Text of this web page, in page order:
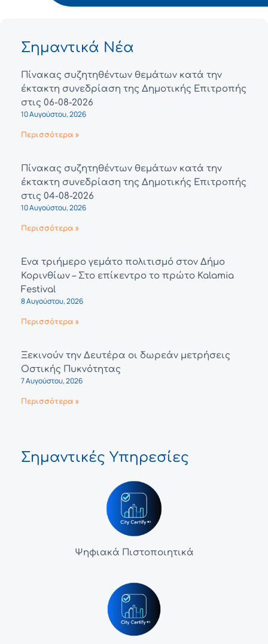
Σημαντικά Νέα
Πίνακας συζητηθέντων θεμάτων κατά την
έκτακτη συνεδρίαση της Δημοτικής Επιτροπής
στις 06-08-2026
10 Αυγούστου, 2026
Περισσότερα »
Πίνακας συζητηθέντων θεμάτων κατά την
έκτακτη συνεδρίαση της Δημοτικής Επιτροπής
στις 04-08-2026
10 Αυγούστου, 2026
Περισσότερα »
Ένα τριήμερο γεμάτο πολιτισμό στον Δήμο
Κορινθίων – Στο επίκεντρο το πρώτο Kalamia
Festival
8 Αυγούστου, 2026
Περισσότερα »
Ξεκινούν την Δευτέρα οι δωρεάν μετρήσεις
Οστικής Πυκνότητας
7 Αυγούστου, 2026
Περισσότερα »
Σημαντικές Υπηρεσίες
Ψηφιακά Πιστοποιητικά